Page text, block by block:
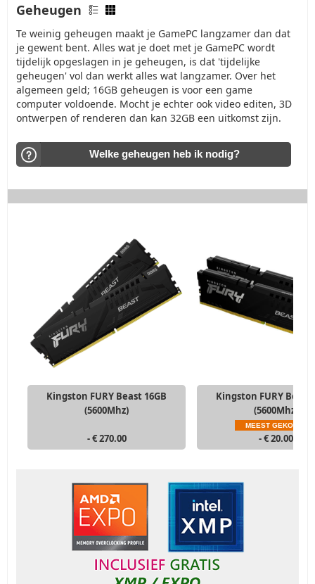
Geheugen
Te weinig geheugen maakt je GamePC langzamer dan dat
je gewent bent. Alles wat je doet met je GamePC wordt
tijdelijk opgeslagen in je geheugen, is dat 'tijdelijke
geheugen' vol dan werkt alles wat langzamer. Over het
algemeen geld; 16GB geheugen is voor een game
computer voldoende. Mocht je echter ook video editen, 3D
ontwerpen of renderen dan kan 32GB een uitkomst zijn.
Welke geheugen heb ik nodig?
Kingston FURY Beast 16GB
(5600Mhz)
- € 270.00
Kingston FURY Beast
(5600Mhz)
MEEST GEKOZEN
- € 20.00